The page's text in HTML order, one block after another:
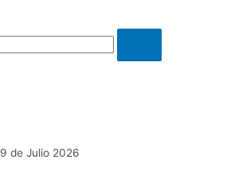
de Julio 2026